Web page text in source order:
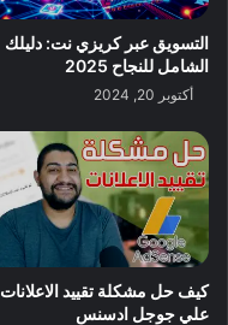
التسويق عبر كريزي نت: دليلك
الشامل للنجاح 2025
أكتوبر 20, 2024
كيف حل مشكلة تقييد الاعلانات
علي جوجل ادسنس